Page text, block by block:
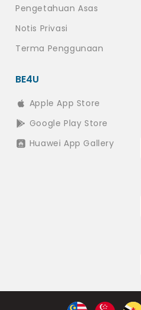
Pengetahuan Asas
Notis Privasi
Terma Penggunaan
BE4U
Apple App Store
Google Play Store
Huawei App Gallery